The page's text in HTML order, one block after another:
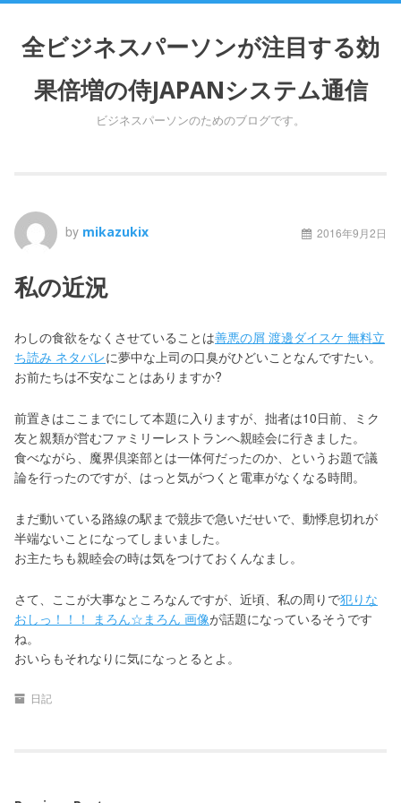
n
t
全ビジネスパーソンが注目する効
果倍増の侍JAPANシステム通信
ビジネスパーソンのためのブログです。
2016年9月2日
by mikazukix
私の近況
わしの食欲をなくさせていることは善悪の屑 渡邊ダイスケ 無料立
ち読み ネタバレに夢中な上司の口臭がひどいことなんですたい。
お前たちは不安なことはありますか?
前置きはここまでにして本題に入りますが、拙者は10日前、ミク
友と親類が営むファミリーレストランへ親睦会に行きました。
食べながら、魔界倶楽部とは一体何だったのか、というお題で議
論を行ったのですが、はっと気がつくと電車がなくなる時間。
まだ動いている路線の駅まで競歩で急いだせいで、動悸息切れが
半端ないことになってしまいました。
お主たちも親睦会の時は気をつけておくんなまし。
さて、ここが大事なところなんですが、近頃、私の周りで犯りな
おしっ！！！ まろん☆まろん 画像が話題になっているそうです
ね。
おいらもそれなりに気になっとるとよ。
日記